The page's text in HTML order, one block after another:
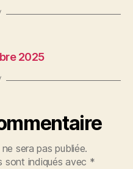
2025
sera pas publiée.
sont indiqués avec *